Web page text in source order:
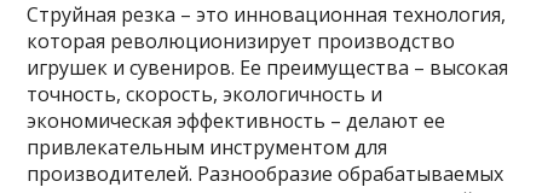
Струйная резка – это инновационная технология,
которая революционизирует производство
игрушек и сувениров. Ее преимущества – высокая
точность, скорость, экологичность и
экономическая эффективность – делают ее
привлекательным инструментом для
производителей. Разнообразие обрабатываемых